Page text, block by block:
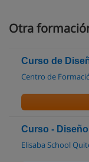
Otra
Curso de
Centro de
Curso -
Elisaba School